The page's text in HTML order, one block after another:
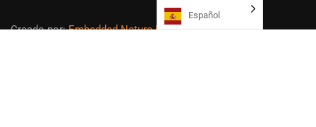
Creado por:Embedded Nature LLC
Español